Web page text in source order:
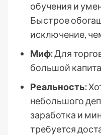
обучения и
Быстрое
исключение,
Миф:Для
большой
Реальность:
небольшого
заработка и
требуется